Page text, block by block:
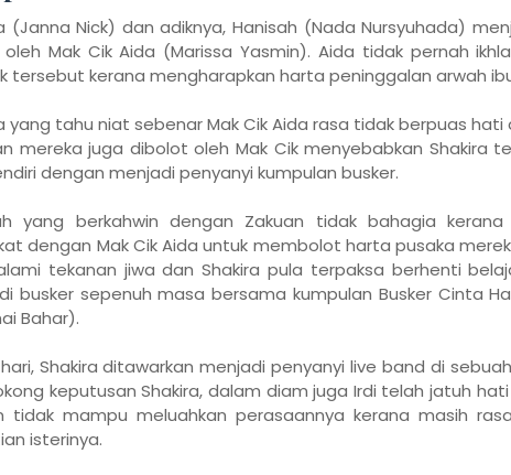
(Janna Nick) dan adiknya, Hanisah (Nada Nursyuhada)
Mak Cik Aida (Marissa Yasmin). Aida tidak pernah
tersebut kerana mengharapkan harta peninggalan arwah
yang tahu niat sebenar Mak Cik Aida rasa tidak berpuas
mereka juga dibolot oleh Mak Cik menyebabkan Shakira
dengan menjadi penyanyi kumpulan busker.
yang berkahwin dengan Zakuan tidak bahagia
dengan Mak Cik Aida untuk membolot harta pusaka
tekanan jiwa dan Shakira pula terpaksa berhenti
busker sepenuh masa bersama kumpulan Busker Cinta
Bahar).
Shakira ditawarkan menjadi penyanyi live band di
keputusan Shakira, dalam diam juga Irdi telah jatuh
tidak mampu meluahkan perasaannya kerana masih
isterinya.